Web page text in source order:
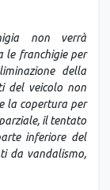
non verrà
le franchigie per
della
del veicolo non
la copertura per
il tentato
inferiore del
da vandalismo,